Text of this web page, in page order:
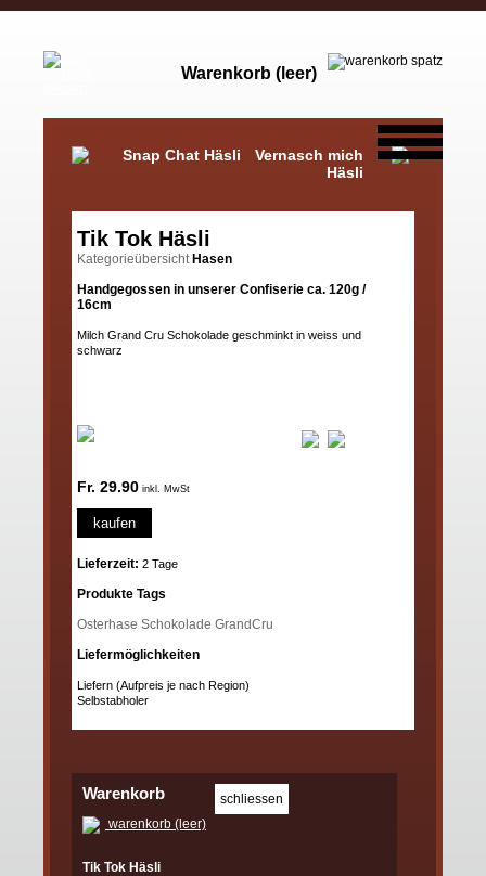
Warenkorb (leer)
Snap Chat Häsli
Vernasch mich
Häsli
Tik Tok Häsli
Kategorieübersicht Hasen
Handgegossen in unserer Confiserie ca. 120g /
16cm
Milch Grand Cru Schokolade geschminkt in weiss und
schwarz
Fr. 29.90 inkl. MwSt
kaufen
Lieferzeit: 2 Tage
Produkte Tags
Osterhase Schokolade GrandCru
Liefermöglichkeiten
Liefern (Aufpreis je nach Region)
Selbstabholer
Warenkorb
warenkorb (leer)
Tik Tok Häsli